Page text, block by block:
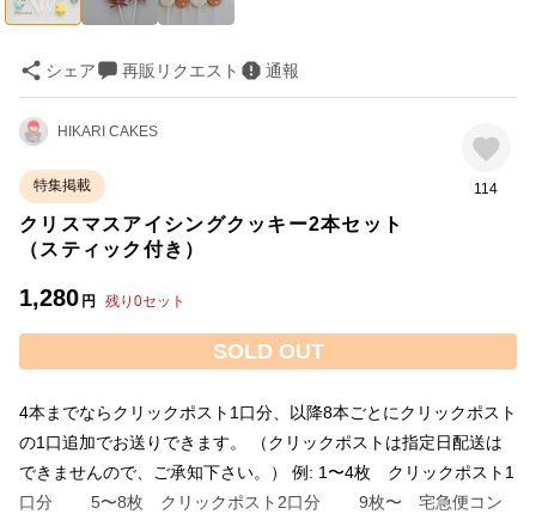
シェア 再販リクエスト 通報
HIKARI CAKES
特集掲載
クリスマスアイシングクッキー2本セット
（スティック付き）
1,280 円 残り 0セット
114
SOLD OUT
4本までならクリックポスト1口分、以降8本ごとにクリックポスト
の1口追加でお送りできます。 （クリックポストは指定日配送は
できませんので、ご承知下さい。） 例: 1〜4枚 クリックポスト1
口分 5〜8枚 クリックポスト2口分 9枚〜 宅急便コン